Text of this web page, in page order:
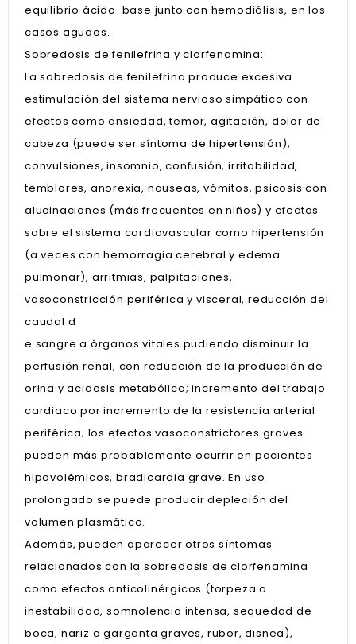
equilibrio ácido-base junto con hemodiálisis, en los
casos agudos.
Sobredosis de fenilefrina y clorfenamina:
La sobredosis de fenilefrina produce excesiva
estimulación del sistema nervioso simpático con
efectos como ansiedad, temor, agitación, dolor de
cabeza (puede ser síntoma de hipertensión),
convulsiones, insomnio, confusión, irritabilidad,
temblores, anorexia, nauseas, vómitos, psicosis con
alucinaciones (más frecuentes en niños) y efectos
sobre el sistema cardiovascular como hipertensión
(a veces con hemorragia cerebral y edema
pulmonar), arritmias, palpitaciones,
vasoconstricción periférica y visceral, reducción del
caudal d
e sangre a órganos vitales pudiendo disminuir la
perfusión renal, con reducción de la producción de
orina y acidosis metabólica; incremento del trabajo
cardiaco por incremento de la resistencia arterial
periférica; los efectos vasoconstrictores graves
pueden más probablemente ocurrir en pacientes
hipovolémicos, bradicardia grave. En uso
prolongado se puede producir depleción del
volumen plasmático.
Además, pueden aparecer otros síntomas
relacionados con la sobredosis de clorfenamina
como efectos anticolinérgicos (torpeza o
inestabilidad, somnolencia intensa, sequedad de
boca, nariz o garganta graves, rubor, disnea),